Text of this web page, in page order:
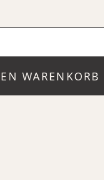
WARENKORB